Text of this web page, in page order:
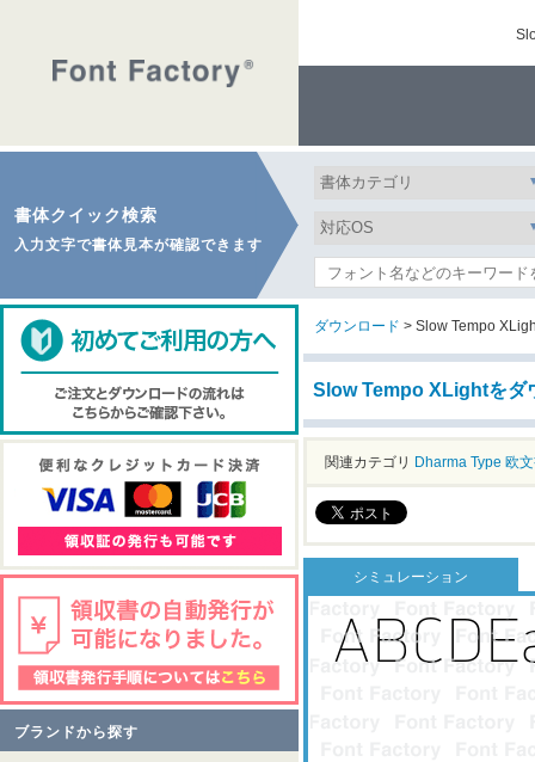
書体クイック検索
入力文字で書体見本が確認できます
ブランドから探す
ダウンロード > Slow Tempo
Slow Tempo XLightをダ
関連カテゴリ Dharma Type 欧
シミュレーション